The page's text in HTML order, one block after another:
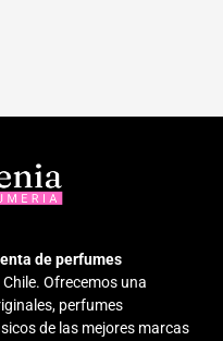
de perfumes
Ofrecemos una
perfumes
de las mejores marcas